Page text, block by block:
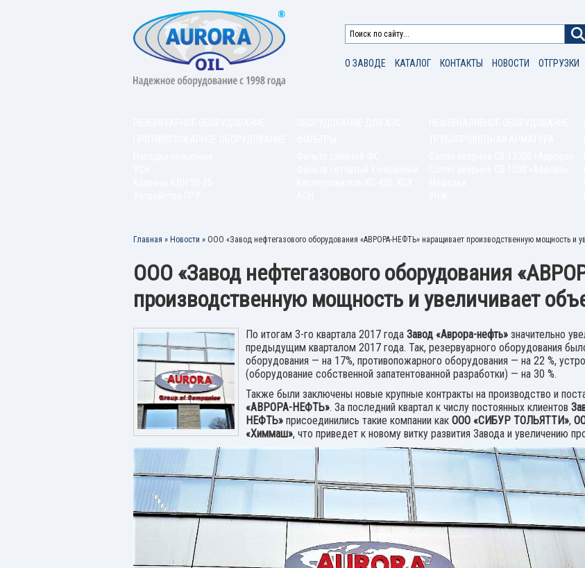
О ЗАВОДЕ КАТАЛОГ КОНТАКТЫ НОВОСТИ ОТГРУЗКИ
Главная » Новости » ООО «Завод нефтегазового оборудования «АВРОРА-НЕФТЬ» наращивает производственную мощность и
ООО «Завод нефтегазового оборудования
производственную мощность и увеличивает
По итогам 3-го квартала 2017 года Завод «Аврора-нефть» значительно
предыдущим кварталом 2017 года. Так, резервуарного оборудования
оборудования — на 17%, противопожарного оборудования — на 22 %,
(оборудование собственной запатентованной разработки) — на 30 %.
Также были заключены новые крупные контракты на производство и
«АВРОРА-НЕФТЬ». За последний квартал к числу постоянных клиентов
НЕФТЬ» присоединились такие компании как ООО «СИБУР ТОЛЬЯТТИ»,
«Химмаш», что приведет к новому витку развития Завода и увеличению